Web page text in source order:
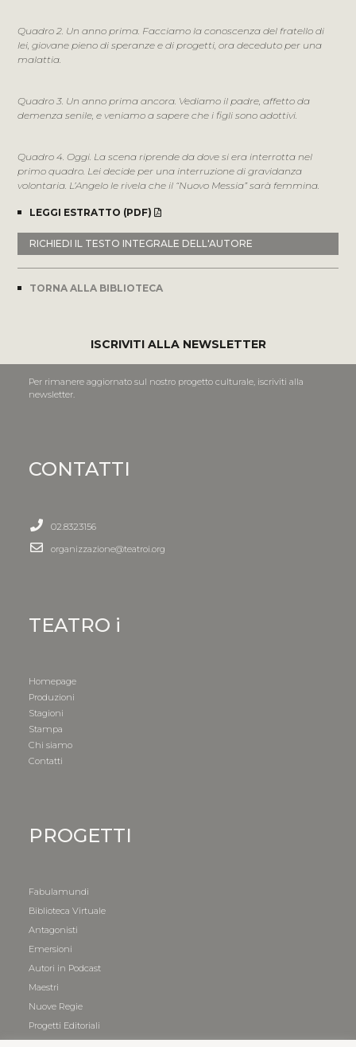
Quadro 2. Un anno prima. Facciamo la conoscenza del fratello di
lei, giovane pieno di speranze e di progetti, ora deceduto per una
malattia.
Quadro 3. Un anno prima ancora. Vediamo il padre, affetto da
demenza senile, e veniamo a sapere che i figli sono adottivi.
Quadro 4. Oggi. La scena riprende da dove si era interrotta nel
primo quadro. Lei decide per una interruzione di gravidanza
volontaria. L’Angelo le rivela che il “Nuovo Messia” sarà femmina.
LEGGI ESTRATTO (PDF)
RICHIEDI IL TESTO INTEGRALE DELL'AUTORE
TORNA ALLA BIBLIOTECA
ISCRIVITI ALLA NEWSLETTER
Per rimanere aggiornato sul nostro progetto culturale, iscriviti alla
newsletter.
CONTATTI
02.8323156
organizzazione@teatroi.org
TEATRO i
Homepage
Produzioni
Stagioni
Stampa
Chi siamo
Contatti
PROGETTI
Fabulamundi
Biblioteca Virtuale
Antagonisti
Emersioni
Autori in Podcast
Maestri
Nuove Regie
Progetti Editoriali